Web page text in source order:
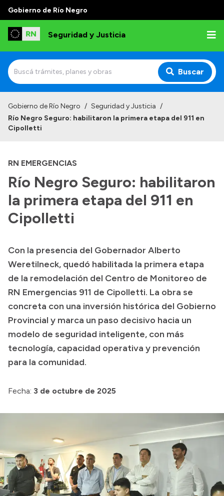
Gobierno de Río Negro
Seguridad y Justicia
Buscar
Institucional
Autoridades
Delegaciones
Normativa
Presupuesto
Boletín Oficial
Compras y licitaciones
Consulta de expedientes
Consulta de pago a proveedores
Convocatorias
Intranet
Gobierno de Río Negro / Seguridad y Justicia /
Río Negro Seguro: habilitaron la primera etapa del 911 en
Cipolletti
RN EMERGENCIAS
Río Negro Seguro: habilitaron
la primera etapa del 911 en
Cipolletti
Con la presencia del Gobernador Alberto
Weretilneck, quedó habilitada la primera etapa
de la remodelación del Centro de Monitoreo de
RN Emergencias 911 de Cipolletti. La obra se
concreta con una inversión histórica del Gobierno
Provincial y marca un paso decisivo hacia un
modelo de seguridad inteligente, con más
tecnología, capacidad operativa y prevención
para la comunidad.
Fecha: 3 de octubre de 2025